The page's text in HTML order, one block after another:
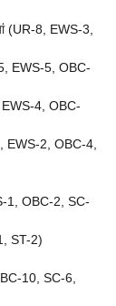
(UR-8, EWS-3,
EWS-5, OBC-
EWS-4, OBC-
EWS-2, OBC-4,
1, OBC-2, SC-
ST-2)
10, SC-6,